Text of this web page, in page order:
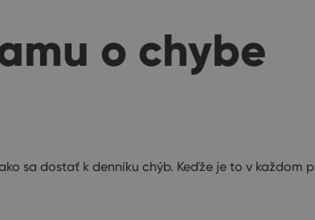
o chybe
sa dostať k denníku chýb. Keďže je to v každom